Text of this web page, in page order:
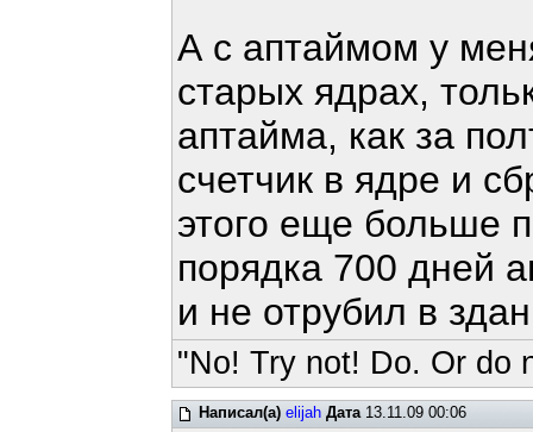
А с аптаймом у
старых ядрах,
аптайма, как за
счетчик в ядре и
этого еще больше
порядка 700 дней
и не отрубил в
"No! Try not! Do. Or do
Написал(а) elijah Дата13.11.09 00:06